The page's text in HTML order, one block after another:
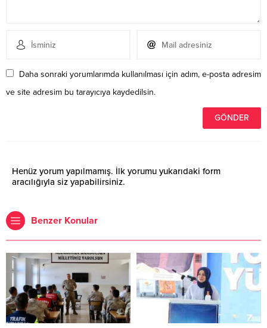
Daha sonraki yorumlarımda kullanılması için adım, e-posta adresim
ve site adresim bu tarayıcıya kaydedilsin.
Henüz yorum yapılmamış. İlk yorumu yukarıdaki form
aracılığıyla siz yapabilirsiniz.
Benzer Konular